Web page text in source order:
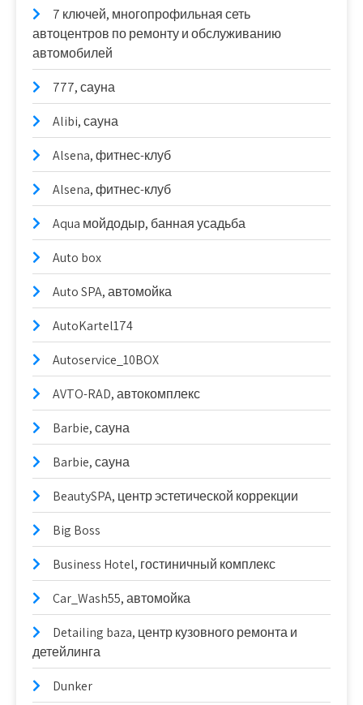
7 ключей, многопрофильная сеть
автоцентров по ремонту и обслуживанию
автомобилей
777, сауна
Alibi, сауна
Alsena, фитнес-клуб
Alsena, фитнес-клуб
Aqua мойдодыр, банная усадьба
Auto box
Auto SPA, автомойка
AutoKartel174
Autoservice_10BOX
AVTO-RAD, автокомплекс
Barbie, сауна
Barbie, сауна
BeautySPA, центр эстетической коррекции
Big Boss
Business Hotel, гостиничный комплекс
Car_Wash55, автомойка
Detailing baza, центр кузовного ремонта и
детейлинга
Dunker